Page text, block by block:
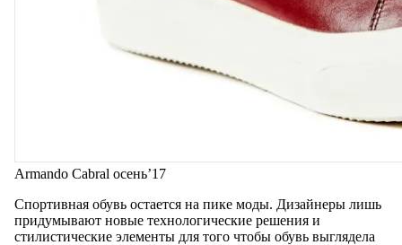
Armando Cabral осень’17
Спортивная обувь остается на пике моды. Дизайнеры лишь
придумывают новые технологические решения и
стилистические элементы для того чтобы обувь выглядела